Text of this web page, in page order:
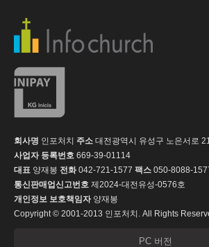
회사명 인포처치 주소 대전광역시 유성구 노은서로
사업자 등록번호 669-39-01114
대표 양재봉 전화042-721-1577 팩스 050-8088-
통신판매업신고번호 제2024-대전유성-0576호
개인정보 보호책임자양재봉
Copyright © 2001-2013 인포처치. All Rights
PC 버전